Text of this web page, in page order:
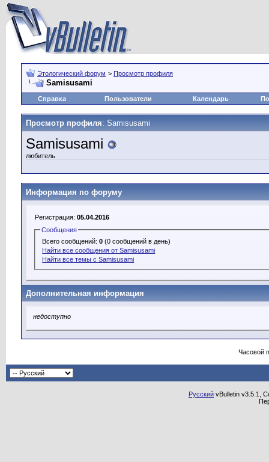
Этологический форум > Просмотр профиля
Samisusami
Справка Пользователи Календарь
Просмотр профиля: Samisusami
Samisusami
любитель
Информация по форуму
Регистрация: 05.04.2016
Сообщения
Всего сообщений:0 (0 сообщений в день)
Найти все сообщения от Samisusami
Найти все темы с Samisusami
Дополнительная информация
недоступно
Часовой
Русский vBulletin v3.5.1,